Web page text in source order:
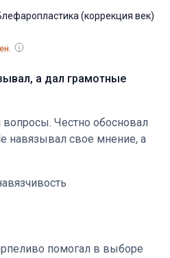
(коррекция век)
а дал грамотные
Честно обосновал
навязывал свое мнение, а
Осталось приятное
помогал в выборе